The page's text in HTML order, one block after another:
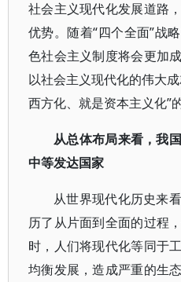
社会主义现代化发展道路
优势。随着“四个全面”战
色社会主义制度将会更加
以社会主义现代化的伟大
西方化、就是资本主义化”
从总体布局来看，我
中等发达国家
从世界现代化历史来
历了从片面到全面的过程
时，人们将现代化等同于
均衡发展，造成严重的生